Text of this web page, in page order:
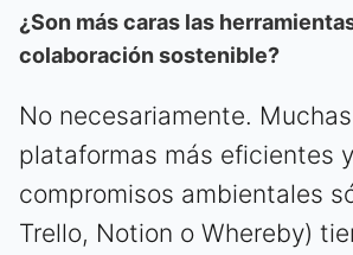
¿Son más caras las
colaboración sostenible?
No necesariamente.
plataformas más eficientes
compromisos ambientales
Trello, Notion o Whereby)